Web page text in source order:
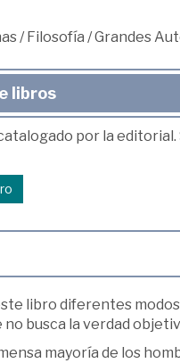
/ Filosofía /Grandes
libros
por la
libro diferentes
busca la verdad
mayoría de los